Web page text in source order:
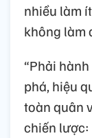
nhiều làm
không làm
“Phải
phá, hiệu
toàn quân
chiến